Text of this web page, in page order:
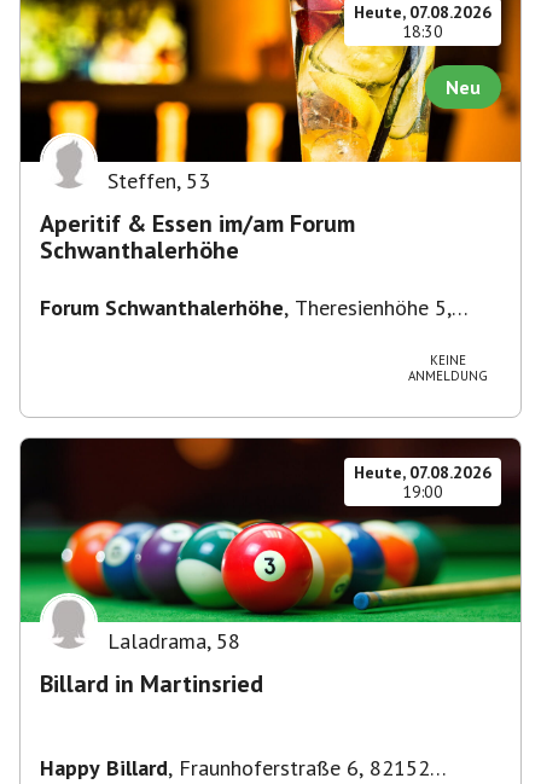
Heute, 07.08.2026
18:30
Neu
Steffen, 53
Aperitif & Essen im/am Forum
Schwanthalerhöhe
Forum Schwanthalerhöhe, Theresienhöhe 5,
KEINE
ANMELDUNG
Heute, 07.08.2026
19:00
Laladrama, 58
Billard in Martinsried
Happy Billard, Fraunhoferstraße 6, 82152